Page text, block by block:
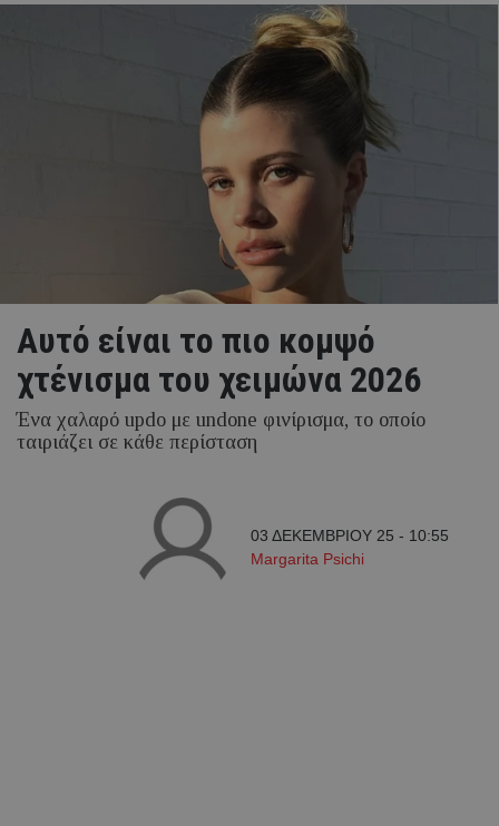
Αυτό είναι το πιο κομψό
χτένισμα του χειμώνα 2026
Ένα χαλαρό updo με undone φινίρισμα, το οποίο
ταιριάζει σε κάθε περίσταση
03 ΔΕΚΕΜΒΡΙΟΥ 25 - 10:55
Margarita Psichi